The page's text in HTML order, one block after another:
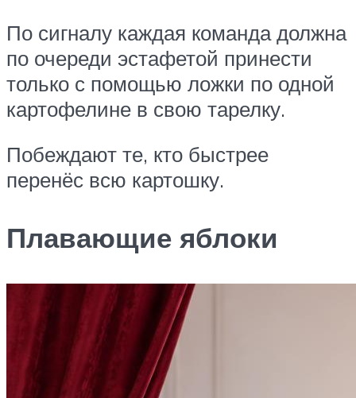
По сигналу каждая команда должна
по очереди эстафетой принести
только с помощью ложки по одной
картофелине в свою тарелку.
Побеждают те, кто быстрее
перенёс всю картошку.
Плавающие яблоки